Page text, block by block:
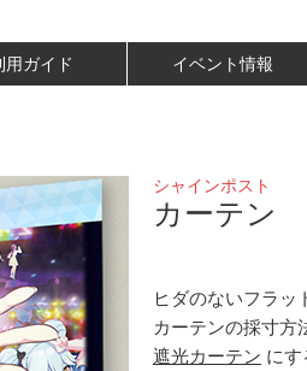
用ガイド イベント情報
シャインポスト
カーテン
ヒダのないフラッ
カーテンの採寸方
遮光カーテン にす